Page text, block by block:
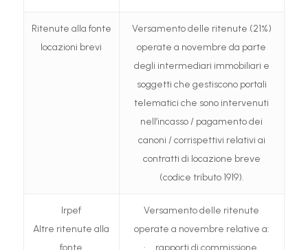
Ritenute alla fonte
locazioni brevi
Versamento delle ritenute (21%)
operate a novembre da parte
degli intermediari immobiliari e
soggetti che gestiscono portali
telematici che sono intervenuti
nell’incasso / pagamento dei
canoni / corrispettivi relativi ai
contratti di locazione breve
(codice tributo 1919).
Irpef
Altre ritenute alla
fonte
Versamento delle ritenute
operate a novembre relative a:
· rapporti di commissione,